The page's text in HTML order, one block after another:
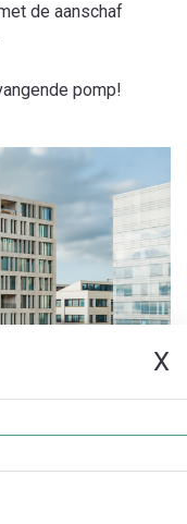
X
de aanschaf
pomp!